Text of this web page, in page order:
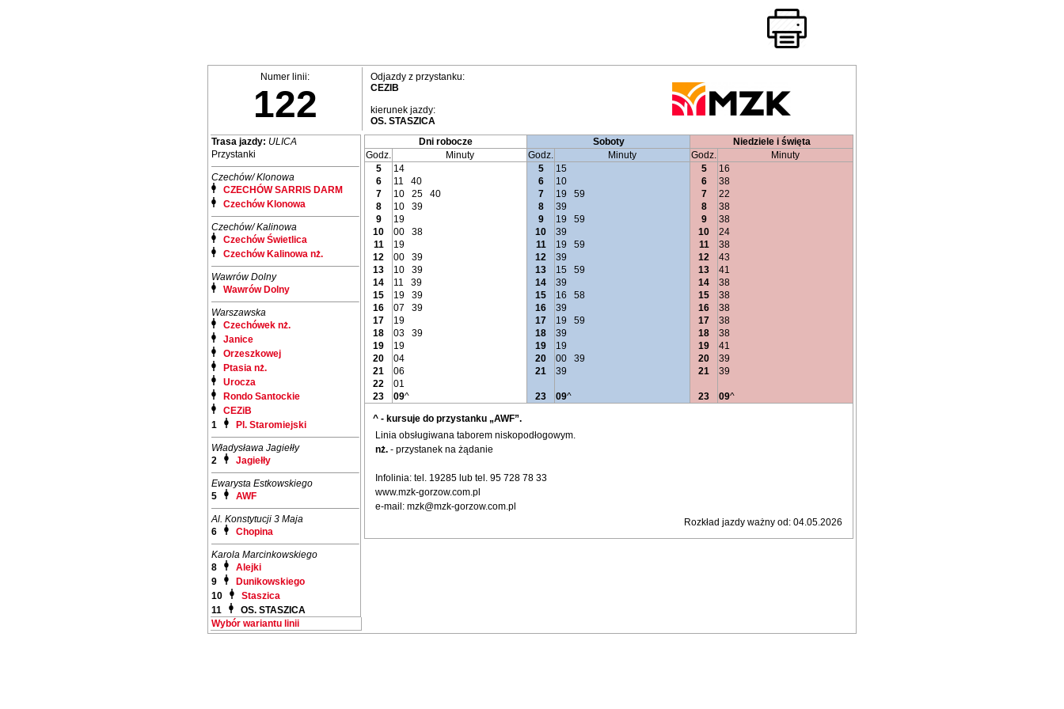
Numer linii:
122
Odjazdy z przystanku:
CEZIB
kierunek jazdy:
OS. STASZICA
Trasa jazdy: ULICA
Przystanki
Czechów/ Klonowa
CZECHÓW SARRIS DARM
Czechów Klonowa
Czechów/ Kalinowa
Czechów Świetlica
Czechów Kalinowa nż.
Wawrów Dolny
Wawrów Dolny
Warszawska
Czechówek nż.
Janice
Orzeszkowej
Ptasia nż.
Urocza
Rondo Santockie
CEZiB
1
Pl. Staromiejski
Władysława Jagiełły
2
Jagiełły
Ewarysta Estkowskiego
5
AWF
Al. Konstytucji 3 Maja
6
Chopina
Karola Marcinkowskiego
8
Alejki
9
Dunikowskiego
10
Staszica
11
OS. STASZICA
Wybór wariantu linii
Dni robocze Soboty
Niedziele i święta
Godz.
Minuty Godz. Minuty Godz.
Minuty
5
14 5 15 5
16
6
11 40 6 10 6
38
7
10 25 40 7 19 59 7
22
8
10 39 8 39 8
38
9
19 9 19 59 9
38
10
00 38 10 39 10
24
11
19 11 19 59 11
38
12
00 39 12 39 12
43
13
10 39 13 15 59 13
41
14
11 39 14 39 14
38
15
19 39 15 16 58 15
38
16
07 39 16 39 16
38
17
19 17 19 59 17
38
18
03 39 18 39 18
38
19
19 19 19 19
41
20
04 20 00 39 20
39
21
06 21 39 21
39
22
01
23
09^ 23 09^ 23 09^
^ - kursuje do przystanku „AWF”.
Linia obsługiwana taborem niskopodłogowym.
nż. - przystanek na żądanie
Infolinia: tel. 19285 lub tel. 95 728 78 33
www.mzk-gorzow.com.pl
e-mail: mzk@mzk-gorzow.com.pl
Rozkład jazdy ważny od: 04.05.2026